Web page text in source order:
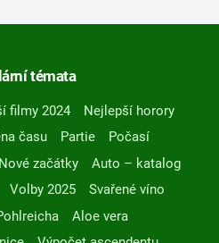
témata
filmy 2024
Nejlepší horory
času Partie
Počasí
začátky
Auto – katalog
Volby 2025
Svařené víno
Aloe vera